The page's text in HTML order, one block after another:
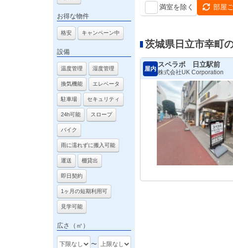
お得な物件
格安 キャンペーン中
設備
温度管理 湿度管理
換気機能 エレベータ
駐車場 セキュリティ
24h可能 スロープ
バイク
雨に濡れずに搬入可能
運送 棚貸出
即日契約
1ヶ月の短期利用可
見学可能
広さ（㎡）
〜
満室を除く 部屋
茨城県日立市幸町
屋内
スペラボ 日立駅前
株式会社UK Corporation